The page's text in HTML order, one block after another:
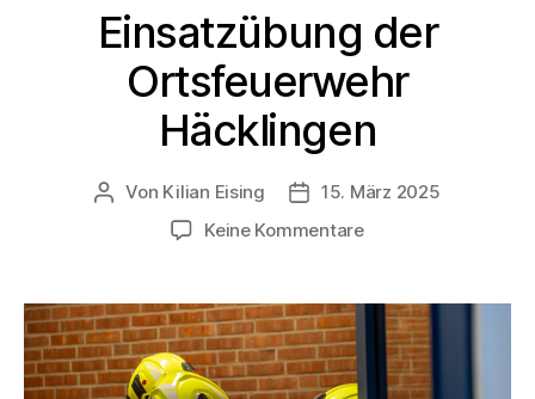
Einsatzübung der
Ortsfeuerwehr
Häcklingen
Von Kilian Eising
15. März 2025
Keine Kommentare